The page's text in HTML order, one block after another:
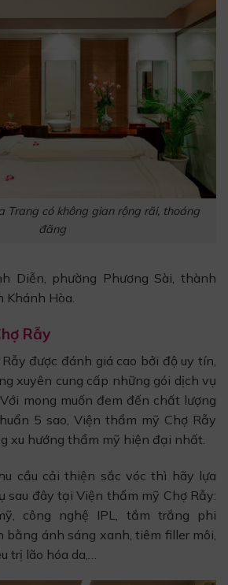
Trang có không gian rộng rãi, thoáng
đãng
Diễn, phường Phương Sài, thành
Khánh Hòa.
Rẫy
được đánh giá cao bởi độ uy tín,
xuyên cung cấp những gói dịch vụ
mong muốn đem đến chất lượng
5 sao, Viện thẩm mỹ Chợ Rẫy
xu hướng thẩm mỹ hiện đại nhất.
cầu cải thiện sắc vóc thì hãy lựa
sau đây tại Viện thẩm mỹ Chợ Rẫy:
công nghệ IPL, tắm trắng phi
bằng ánh sáng xanh, tiêm filler môi,
trị lão hóa da,…